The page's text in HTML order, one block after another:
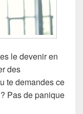
le devenir en
des
te demandes ce
Pas de panique